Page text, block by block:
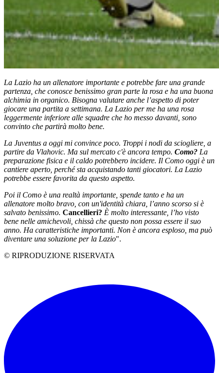
La Lazio ha un allenatore importante e potrebbe fare una grande
partenza, che conosce benissimo gran parte la rosa e ha una buona
alchimia in organico. Bisogna valutare anche l’aspetto di poter
giocare una partita a settimana. La Lazio per me ha una rosa
leggermente inferiore alle squadre che ho messo davanti, sono
convinto che partirà molto bene.
La Juventus a oggi mi convince poco. Troppi i nodi da sciogliere, a
partire da Vlahovic. Ma sul mercato c'è ancora tempo. Como? La
preparazione fisica e il caldo potrebbero incidere. Il Como oggi è un
cantiere aperto, perché sta acquistando tanti giocatori. La Lazio
potrebbe essere favorita da questo aspetto.
Poi il Como è una realtà importante, spende tanto e ha un
allenatore molto bravo, con un'identità chiara, l’anno scorso si è
salvato benissimo. Cancellieri? È molto interessante, l’ho visto
bene nelle amichevoli, chissà che questo non possa essere il suo
anno. Ha caratteristiche importanti. Non è ancora esploso, ma può
diventare una soluzione per la Lazio".
© RIPRODUZIONE RISERVATA